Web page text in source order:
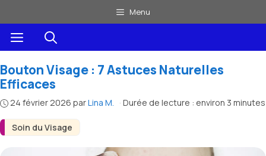
au
contenu
Menu
Menu
Soin du Visage
Bouton Visage : 7 Astuces Naturelles
Efficaces
24 février 2026 parLina M. · Durée de lecture : environ 3 minutes